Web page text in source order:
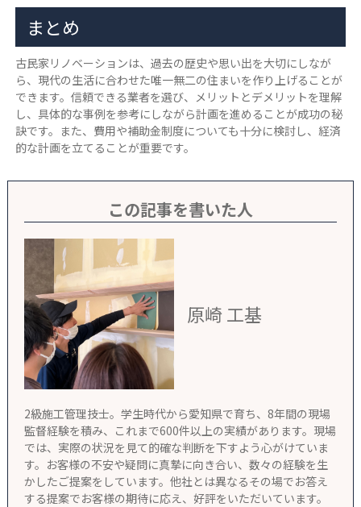
まとめ
古民家リノベーションは、過去の歴史や思い出を大切にしなが
ら、現代の生活に合わせた唯一無二の住まいを作り上げることが
できます。信頼できる業者を選び、メリットとデメリットを理解
し、具体的な事例を参考にしながら計画を進めることが成功の秘
訣です。また、費用や補助金制度についても十分に検討し、経済
的な計画を立てることが重要です。
この記事を書いた人
原崎 工基
2級施工管理技士。学生時代から愛知県で育ち、8年間の現場
監督経験を積み、これまで600件以上の実績があります。現場
では、実際の状況を見て的確な判断を下すよう心がけていま
す。お客様の不安や疑問に真摯に向き合い、数々の経験を生
かしたご提案をしています。他社とは異なるその場でお答え
する提案でお客様の期待に応え、好評をいただいています。